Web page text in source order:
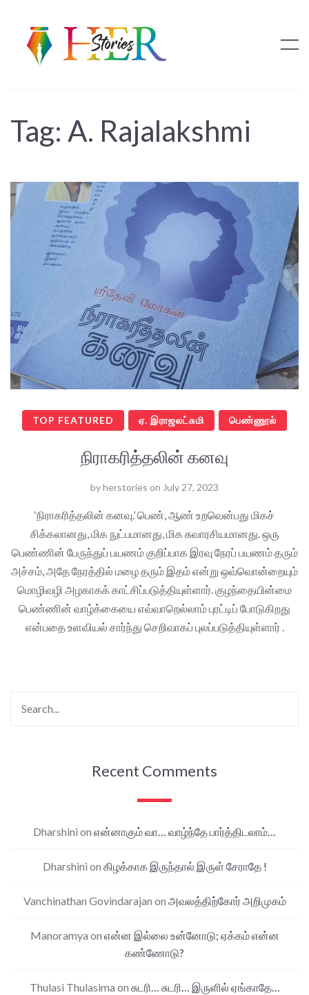
Tag: A. Rajalakshmi
TOP FEATURED ஏ. இராஜலட்சுமி பெண்ணூல்
நிராகரித்தலின் கனவு
byherstories on July 27, 2023
‘நிராகரித்தலின் கனவு.’ பெண், ஆண் உறவென்பது மிகச்
சிக்கலானது, மிக நுட்பமானது, மிக சுவாரசியமானது. ஒரு
பெண்ணின் பேருந்துப் பயணம் குறிப்பாக இரவு நேரப் பயணம் தரும்
அச்சம், அதே நேரத்தில் மழை தரும் இதம் என்று ஒவ்வொன்றையும்
மொழிவழி அழகாகக் காட்சிப்படுத்தியுள்ளார். குழந்தையின்மை
பெண்ணின் வாழ்க்கையை எவ்வாறெல்லாம் புரட்டிப் போடுகிறது
என்பதை உளவியல் சார்ந்து செறிவாகப் புலப்படுத்தியுள்ளார் .
Recent Comments
Dharshini on என்னாகும் வா… வாழ்ந்தே பார்த்திடலாம்…
Dharshini on கிழக்காக இருந்தால் இருள் சேராதே !
Vanchinathan Govindarajan on அவலத்திற்கோர் அறிமுகம்
Manoramya on என்ன இல்லை உன்னோடு; ஏக்கம் என்ன
கண்ணோடு?
Thulasi Thulasima on சுடரி… சுடரி… இருளில் ஏங்காதே…